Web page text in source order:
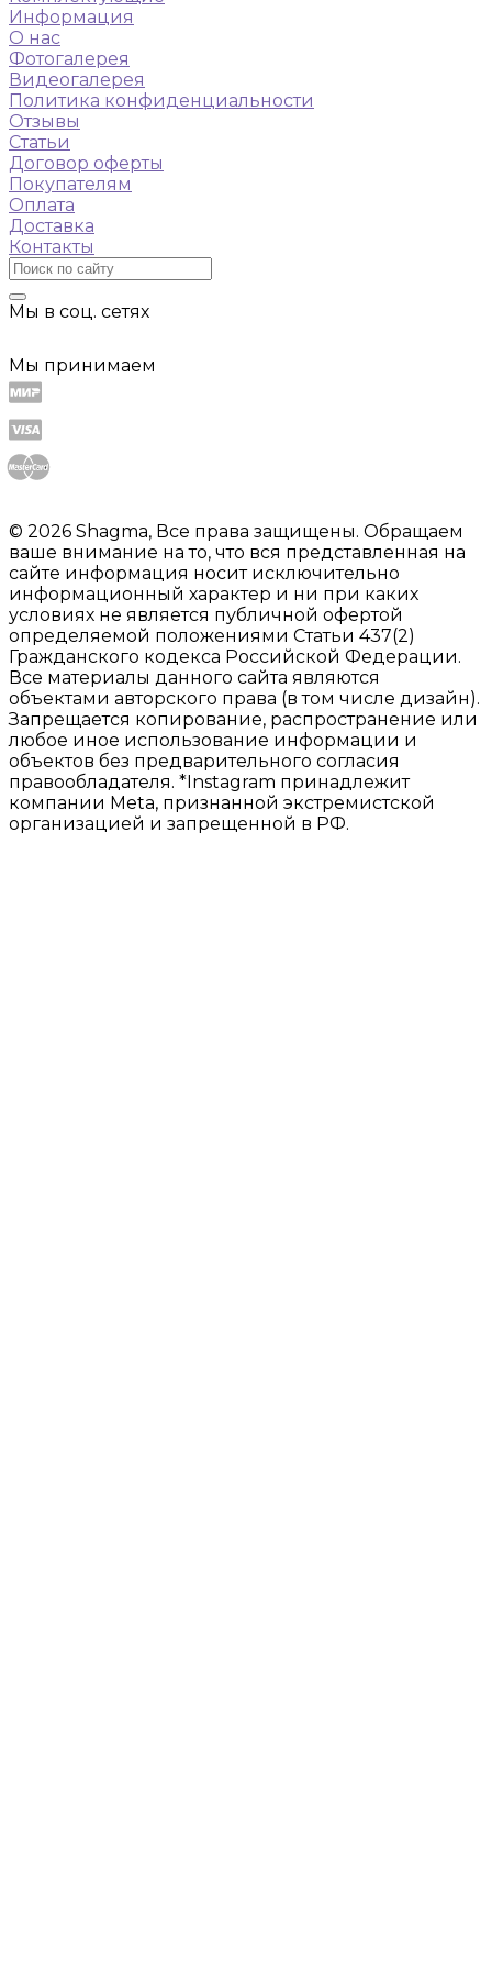
Информация
О нас
Фотогалерея
Видеогалерея
Политика конфиденциальности
Отзывы
Статьи
Договор оферты
Покупателям
Оплата
Доставка
Контакты
Мы в соц. сетях
Мы принимаем
© 2026 Shagma, Все права защищены. Обращаем
ваше внимание на то, что вся представленная на
сайте информация носит исключительно
информационный характер и ни при каких
условиях не является публичной офертой
определяемой положениями Статьи 437(2)
Гражданского кодекса Российской Федерации.
Все материалы данного сайта являются
объектами авторского права (в том числе дизайн).
Запрещается копирование, распространение или
любое иное использование информации и
объектов без предварительного согласия
правообладателя. *Instagram принадлежит
компании Meta, признанной экстремистской
организацией и запрещенной в РФ.